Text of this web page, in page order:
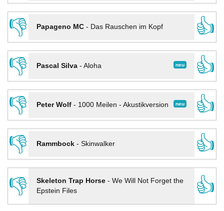
👎
Papageno MC- Das Rauschen im Kopf
👍
👎
neu
Pascal Silva- Aloha
👍
👎
neu
Peter Wolf- 1000 Meilen - Akustikversion
👍
👎
Rammbock- Skinwalker
👍
👎
Skeleton Trap Horse- We Will Not Forget the
Epstein Files
👍